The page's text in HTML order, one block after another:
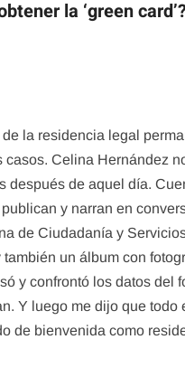
la ‘green
la residencia legal
casos. Celina Hernández
de aquel día.
y narran en
de Ciudadanía y
un álbum con
y confrontó los datos del
Y luego me dijo que
de bienvenida como